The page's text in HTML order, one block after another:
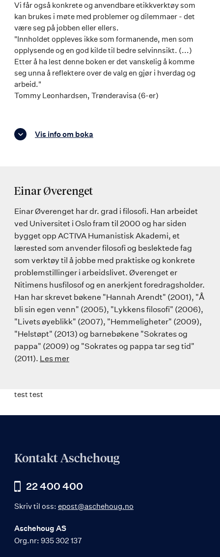
Vi får også konkrete og anvendbare etikkverktøy som
kan brukes i møte med problemer og dilemmaer - det
være seg på jobben eller ellers.
"Innholdet oppleves ikke som formanende, men som
opplysende og en god kilde til bedre selvinnsikt. (...)
Etter å ha lest denne boken er det vanskelig å komme
seg unna å reflektere over de valg en gjør i hverdag og
arbeid."
Tommy Leonhardsen, Trønderavisa (6-er)
Vis info om boka
Einar Øverenget
Einar Øverenget har dr. grad i filosofi. Han arbeidet
ved Universitet i Oslo fram til 2000 og har siden
bygget opp ACTIVA Humanistisk Akademi, et
lærested som anvender filosofi og beslektede fag
som verktøy til å jobbe med praktiske og konkrete
problemstillinger i arbeidslivet. Øverenget er
Nitimens husfilosof og en anerkjent foredragsholder.
Han har skrevet bøkene "Hannah Arendt" (2001), "Å
bli sin egen venn" (2005), "Lykkens filosofi" (2006),
"Livets øyeblikk" (2007), "Hemmeligheter" (2009),
"Helstøpt" (2013) og barnebøkene "Sokrates og
pappa" (2009) og "Sokrates og pappa tar seg tid"
(2011). Les mer
test test
Kontakt Aschehoug
22 400 400
Skriv til oss: epost@aschehoug.no
Aschehoug AS
Org.nr: 935 302 137